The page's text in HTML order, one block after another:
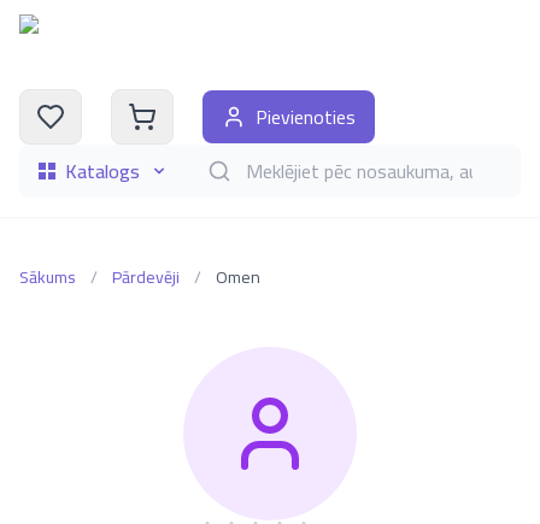
Katalogs Meklēt grāmatas pēc nosaukuma, autora,
Pievienoties
Sākums / Pārdevēji / Omen